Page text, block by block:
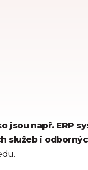
jsou např. ERP
služeb i